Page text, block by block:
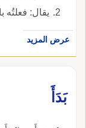
يقال: فعلتُه
عرض المزيد
بَدَأَ